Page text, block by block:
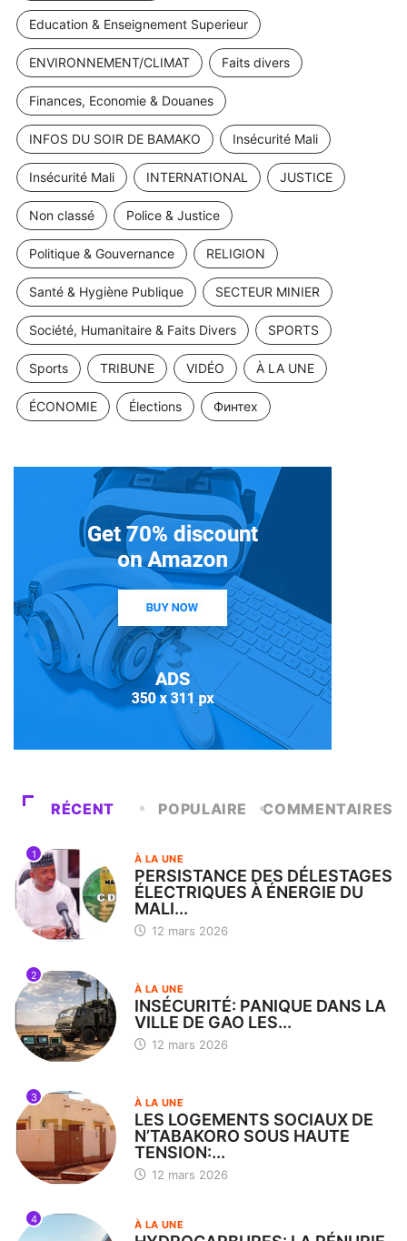
Education & Enseignement Superieur
ENVIRONNEMENT/CLIMAT Faits divers
Finances, Economie & Douanes
INFOS DU SOIR DE BAMAKO Insécurité Mali
Insécurité Mali INTERNATIONAL JUSTICE
Non classé Police & Justice
Politique & Gouvernance RELIGION
Santé & Hygiène Publique SECTEUR MINIER
Société, Humanitaire & Faits Divers SPORTS
Sports TRIBUNE VIDÉO À LA UNE
ÉCONOMIE Élections Финтех
RÉCENT POPULAIRE COMMENTAIRES
1 À LA UNE
PERSISTANCE DES DÉLESTAGES
ÉLECTRIQUES À ÉNERGIE DU
MALI...
12 mars 2026
2
À LA UNE
INSÉCURITÉ: PANIQUE DANS LA
VILLE DE GAO LES...
12 mars 2026
3 À LA UNE
LES LOGEMENTS SOCIAUX DE
N’TABAKORO SOUS HAUTE
TENSION:...
12 mars 2026
4 À LA UNE